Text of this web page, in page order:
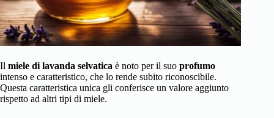
Il miele di lavanda selvatica è noto per il suo profumo
intenso e caratteristico, che lo rende subito riconoscibile.
Questa caratteristica unica gli conferisce un valore aggiunto
rispetto ad altri tipi di miele.